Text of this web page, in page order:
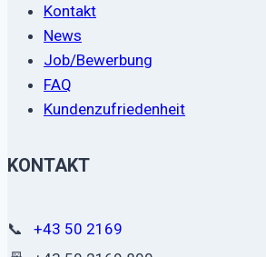
Kontakt
News
Job/Bewerbung
FAQ
Kundenzufriedenheit
KONTAKT
📞
+43 50 2169